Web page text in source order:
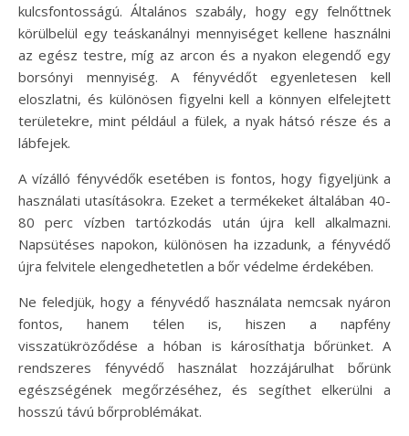
kulcsfontosságú. Általános szabály, hogy egy felnőttnek
körülbelül egy teáskanálnyi mennyiséget kellene használni
az egész testre, míg az arcon és a nyakon elegendő egy
borsónyi mennyiség. A fényvédőt egyenletesen kell
eloszlatni, és különösen figyelni kell a könnyen elfelejtett
területekre, mint például a fülek, a nyak hátsó része és a
lábfejek.
A vízálló fényvédők esetében is fontos, hogy figyeljünk a
használati utasításokra. Ezeket a termékeket általában 40-
80 perc vízben tartózkodás után újra kell alkalmazni.
Napsütéses napokon, különösen ha izzadunk, a fényvédő
újra felvitele elengedhetetlen a bőr védelme érdekében.
Ne feledjük, hogy a fényvédő használata nemcsak nyáron
fontos, hanem télen is, hiszen a napfény
visszatükröződése a hóban is károsíthatja bőrünket. A
rendszeres fényvédő használat hozzájárulhat bőrünk
egészségének megőrzéséhez, és segíthet elkerülni a
hosszú távú bőrproblémákat.